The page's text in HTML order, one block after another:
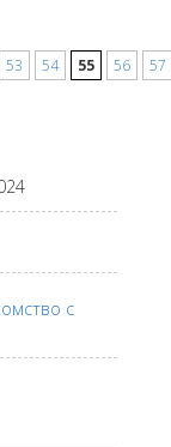
53 54 55 56
57
с